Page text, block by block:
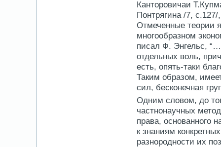
Канторовичаи
Понтрягина /7,
Отмеченные теории
многообразном
писал Ф. Энгельс,
отдельных воль,
есть, опять-таки
Таким образом,
сил, бесконечная
Одним словом, до
частнонаучных
права, основанного
к знаниям
разнородности их